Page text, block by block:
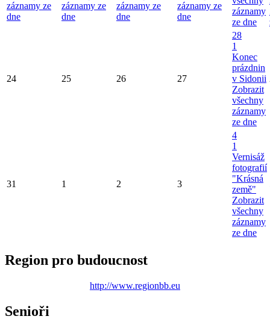
záznamy ze
dne
záznamy ze
dne
záznamy ze
dne
záznamy ze
dne
záznamy
ze dne
24 25 26 27
28
1
Konec
prázdnin
v Sidonii
Zobrazit
všechny
záznamy
ze dne
31 1 2 3
4
1
Vernisáž
fotografií
"Krásná
země"
Zobrazit
všechny
záznamy
ze dne
Region pro budoucnost
http://www.regionbb.eu
Senioři